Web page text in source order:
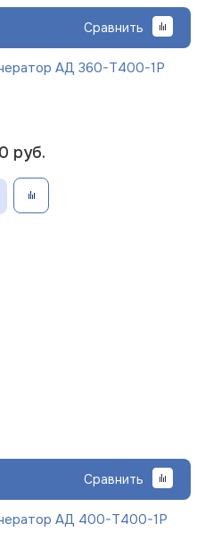
Сравнить
АД 360-Т400-1Р
руб.
Сравнить
АД 400-Т400-1Р